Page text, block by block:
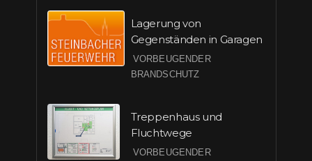
Lagerung von
Gegenständen in Garagen
VORBEUGENDER
BRANDSCHUTZ
Treppenhaus und
Fluchtwege
VORBEUGENDER